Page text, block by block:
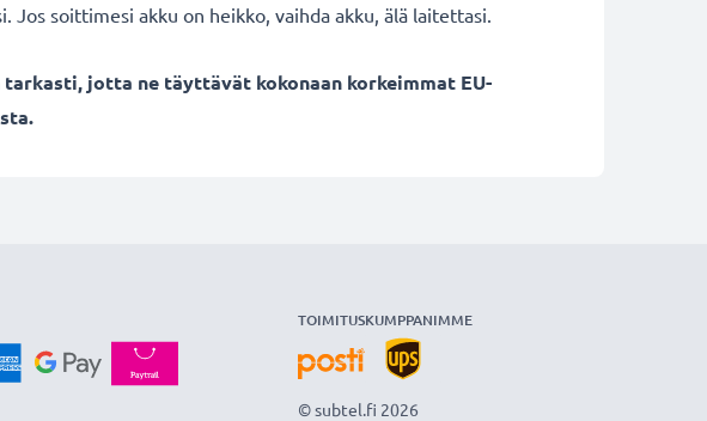
Jos soittimesi akku on heikko, vaihda akku, älä laitettasi.
jotta ne täyttävät kokonaan korkeimmat EU-
TOIMITUSKUMPPANIMME
© subtel.fi 2026